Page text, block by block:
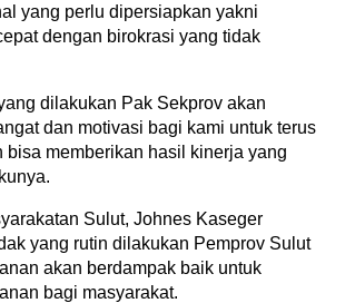
yang perlu dipersiapkan yakni
dengan birokrasi yang tidak
dilakukan Pak Sekprov akan
dan motivasi bagi kami untuk terus
bisa memberikan hasil kinerja yang
Sulut, Johnes Kaseger
yang rutin dilakukan Pemprov Sulut
akan berdampak baik untuk
bagi masyarakat.